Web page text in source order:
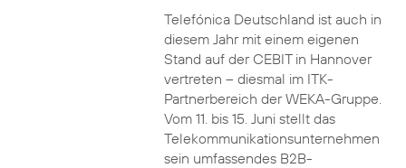
Telefónica Deutschland ist auch in
diesem Jahr mit einem eigenen
Stand auf der CEBIT in Hannover
vertreten – diesmal im ITK-
Partnerbereich der WEKA-Gruppe.
Vom 11. bis 15. Juni stellt das
Telekommunikationsunternehmen
sein umfassendes B2B-